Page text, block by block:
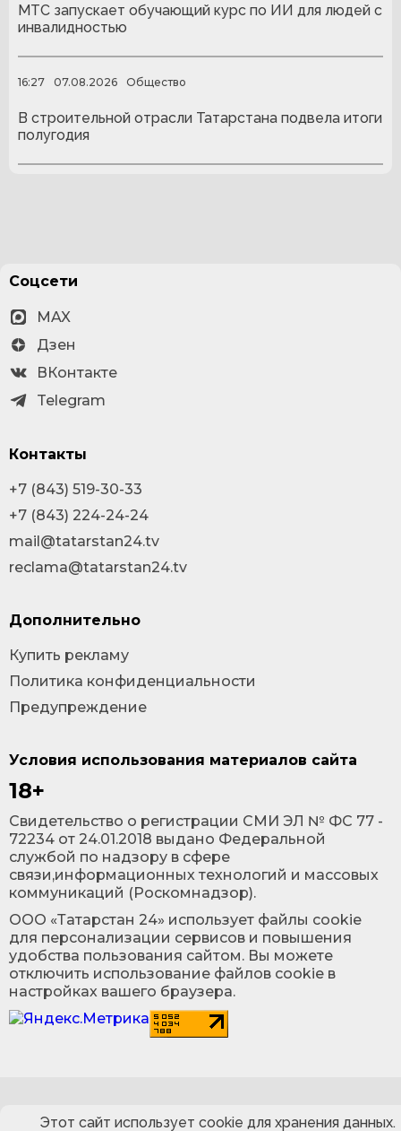
МТС запускает обучающий курс по ИИ для людей с
инвалидностью
16:27 07.08.2026 Общество
В строительной отрасли Татарстана подвела итоги
полугодия
Условия использования материалов сайта
18+
Cвидетельство о регистрации СМИ ЭЛ № ФС 77 -
72234 от 24.01.2018 выдано Федеральной
службой по надзору в сфере
связи,информационных технологий и массовых
коммуникаций (Роскомнадзор).
ООО «Татарстан 24» использует файлы cookie
для персонализации сервисов и повышения
удобства пользования сайтом. Вы можете
отключить использование файлов cookie в
настройках вашего браузера.
Соцсети
MAX
Дзен
ВКонтакте
Telegram
Контакты
+7 (843) 519-30-33
+7 (843) 224-24-24
mail@tatarstan24.tv
reclama@tatarstan24.tv
Дополнительно
Купить рекламу
Политика конфиденциальности
Предупреждение
Этот сайт использует cookie для хранения данных.